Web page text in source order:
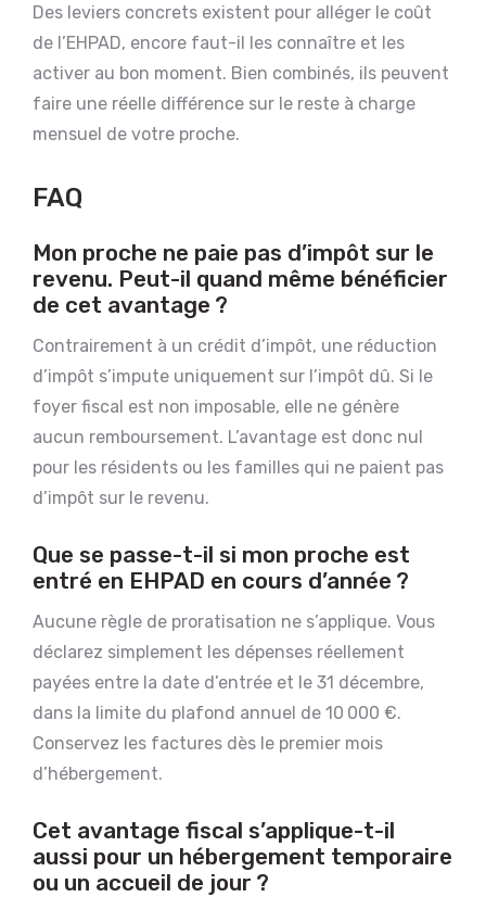
Des leviers concrets existent pour alléger le coût
de l’EHPAD, encore faut-il les connaître et les
activer au bon moment. Bien combinés, ils peuvent
faire une réelle différence sur le reste à charge
mensuel de votre proche.
FAQ
Mon proche ne paie pas d’impôt sur le
revenu. Peut-il quand même bénéficier
de cet avantage ?
Contrairement à un crédit d’impôt, une réduction
d’impôt s’impute uniquement sur l’impôt dû. Si le
foyer fiscal est non imposable, elle ne génère
aucun remboursement. L’avantage est donc nul
pour les résidents ou les familles qui ne paient pas
d’impôt sur le revenu.
Que se passe-t-il si mon proche est
entré en EHPAD en cours d’année ?
Aucune règle de proratisation ne s’applique. Vous
déclarez simplement les dépenses réellement
payées entre la date d’entrée et le 31 décembre,
dans la limite du plafond annuel de 10 000 €.
Conservez les factures dès le premier mois
d’hébergement.
Cet avantage fiscal s’applique-t-il
aussi pour un hébergement temporaire
ou un accueil de jour ?